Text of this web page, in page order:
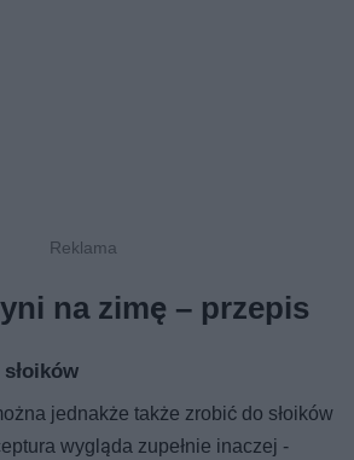
na zimę – przepis
jednakże także zrobić do słoików
wygląda zupełnie inaczej -